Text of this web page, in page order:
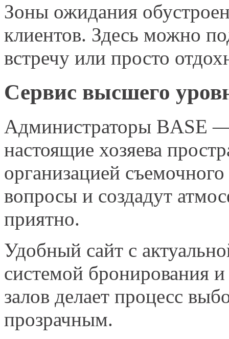
Зоны ожидания
клиентов. Здесь можно
встречу или просто
Сервис высшего
Администраторы BASE
настоящие хозяева
организацией
вопросы и создадут
приятно.
Удобный сайт с
системой бронирования
залов делает процесс
прозрачным.